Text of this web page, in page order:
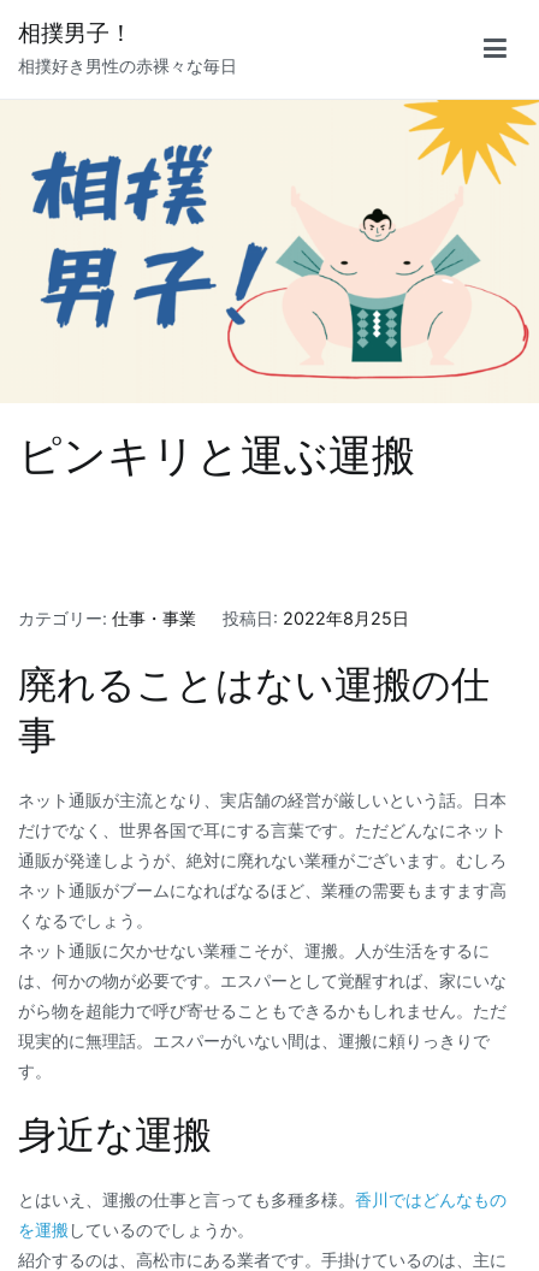
ス
相撲男子！
相撲好き男性の赤裸々な毎日
ピンキリと運ぶ運搬
カテゴリー: 仕事・事業 投稿日: 2022年8月25日
廃れることはない運搬の仕
事
ネット通販が主流となり、実店舗の経営が厳しいという話。日本
だけでなく、世界各国で耳にする言葉です。ただどんなにネット
通販が発達しようが、絶対に廃れない業種がございます。むしろ
ネット通販がブームになればなるほど、業種の需要もますます高
くなるでしょう。
ネット通販に欠かせない業種こそが、運搬。人が生活をするに
は、何かの物が必要です。エスパーとして覚醒すれば、家にいな
がら物を超能力で呼び寄せることもできるかもしれません。ただ
現実的に無理話。エスパーがいない間は、運搬に頼りっきりで
す。
身近な運搬
とはいえ、運搬の仕事と言っても多種多様。 香川ではどんなもの
を運搬しているのでしょうか。
紹介するのは、高松市にある業者です。手掛けているのは、主に